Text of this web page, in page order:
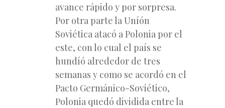
avance rápido y por sorpresa.
Por otra parte la Uníón
Soviética atacó a Polonia por el
este, con lo cual el país se
hundíó alrededor de tres
semanas y como se acordó en el
Pacto Germánico-Soviético,
Polonia quedó dividida entre la